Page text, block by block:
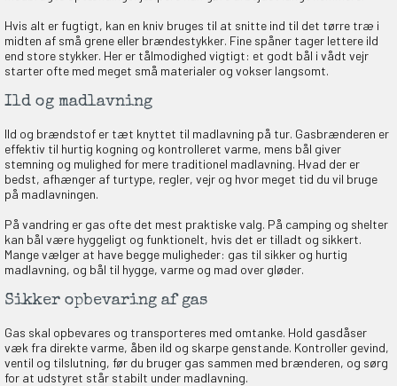
Hvis alt er fugtigt, kan en kniv bruges til at snitte ind til det tørre træ i
midten af små grene eller brændestykker. Fine spåner tager lettere ild
end store stykker. Her er tålmodighed vigtigt: et godt bål i vådt vejr
starter ofte med meget små materialer og vokser langsomt.
Ild og madlavning
Ild og brændstof er tæt knyttet til madlavning på tur. Gasbrænderen er
effektiv til hurtig kogning og kontrolleret varme, mens bål giver
stemning og mulighed for mere traditionel madlavning. Hvad der er
bedst, afhænger af turtype, regler, vejr og hvor meget tid du vil bruge
på madlavningen.
På vandring er gas ofte det mest praktiske valg. På camping og shelter
kan bål være hyggeligt og funktionelt, hvis det er tilladt og sikkert.
Mange vælger at have begge muligheder: gas til sikker og hurtig
madlavning, og bål til hygge, varme og mad over gløder.
Sikker opbevaring af gas
Gas skal opbevares og transporteres med omtanke. Hold gasdåser
væk fra direkte varme, åben ild og skarpe genstande. Kontroller gevind,
ventil og tilslutning, før du bruger gas sammen med brænderen, og sørg
for at udstyret står stabilt under madlavning.